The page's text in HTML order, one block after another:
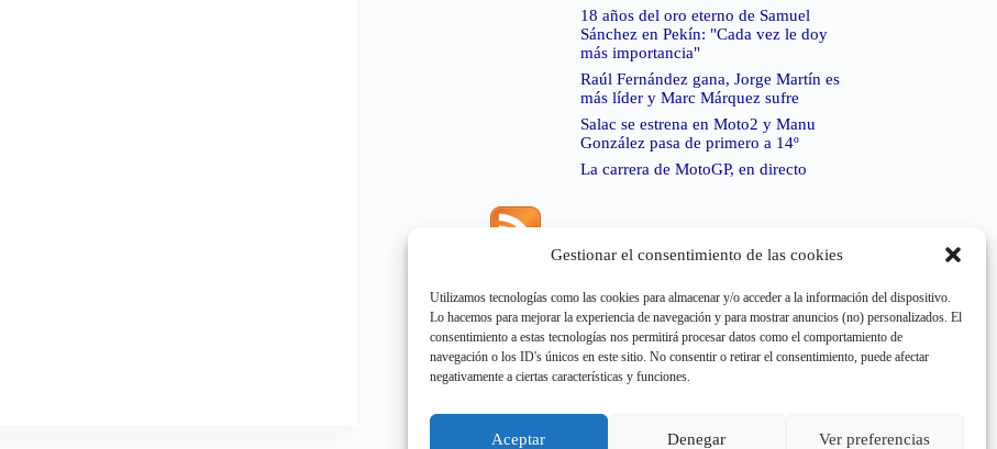
Gestionar el consentimiento de las cookies
Utilizamos tecnologías como las cookies para almacenar y/o acceder a la información del dispositivo.
Lo hacemos para mejorar la experiencia de navegación y para mostrar anuncios (no) personalizados. El
consentimiento a estas tecnologías nos permitirá procesar datos como el comportamiento de
navegación o los ID's únicos en este sitio. No consentir o retirar el consentimiento, puede afectar
negativamente a ciertas características y funciones.
Aceptar Denegar Ver preferencias
18 años del oro eterno de Samuel
Sánchez en Pekín: "Cada vez le doy
más importancia"
Raúl Fernández gana, Jorge Martín es
más líder y Marc Márquez sufre
Salac se estrena en Moto2 y Manu
González pasa de primero a 14º
La carrera de MotoGP, en directo
Error de RSS:Retrieved unsupported status code
"404"